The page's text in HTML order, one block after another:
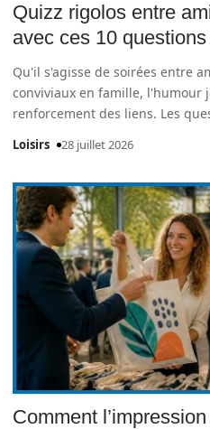
Quizz rigolos entre
avec ces 10
Qu'il s'agisse de soirées entre
conviviaux en famille, l'humour
renforcement des liens. Les
Loisirs 28 juillet 2026
Comment